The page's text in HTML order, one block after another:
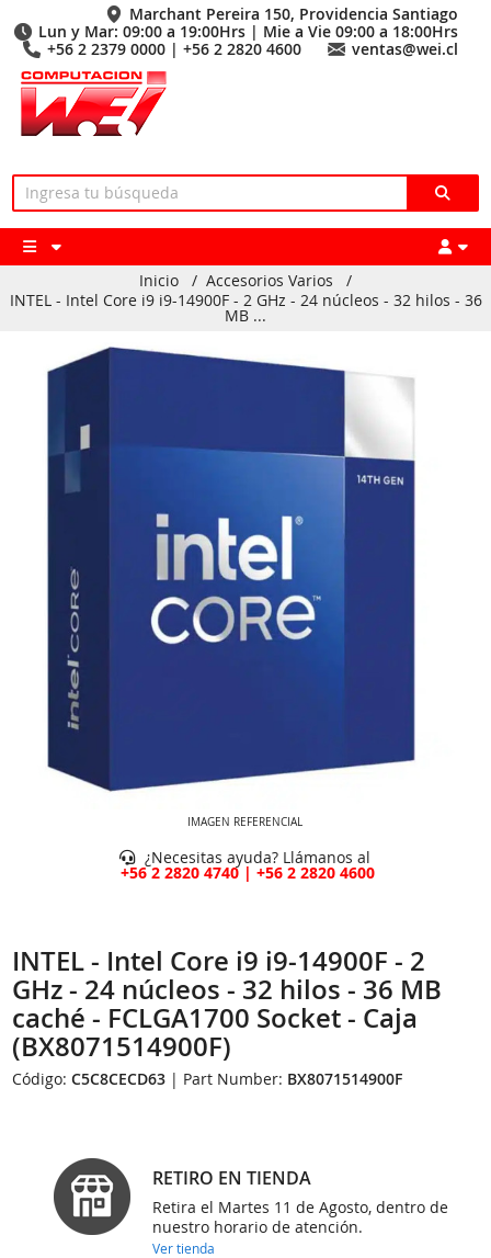
Marchant Pereira 150, Providencia Santiago
Lun y Mar: 09:00 a 19:00Hrs | Mie a Vie 09:00 a 18:00Hrs
+56 2 2379 0000 | +56 2 2820 4600
ventas@wei.cl
Inicio / Accesorios Varios
/
INTEL - Intel Core i9 i9-14900F - 2 GHz - 24 núcleos - 32 hilos - 36
MB ...
IMAGEN REFERENCIAL
¿Necesitas ayuda? Llámanos al
+56 2 2820 4740 | +56 2 2820 4600
INTEL - Intel Core i9 i9-14900F - 2
GHz - 24 núcleos - 32 hilos - 36 MB
caché - FCLGA1700 Socket - Caja
(BX8071514900F)
Código:C5C8CECD63 | Part Number: BX8071514900F
RETIRO EN TIENDA
Retira el Martes 11 de Agosto, dentro de
nuestro horario de atención.
Ver tienda